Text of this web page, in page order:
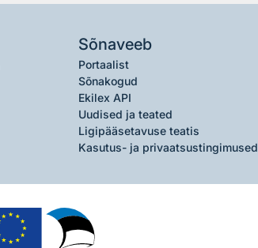
Sõnaveeb
Portaalist
Sõnakogud
Ekilex API
Uudised ja teated
Ligipääsetavuse teatis
Kasutus- ja privaatsustingimused